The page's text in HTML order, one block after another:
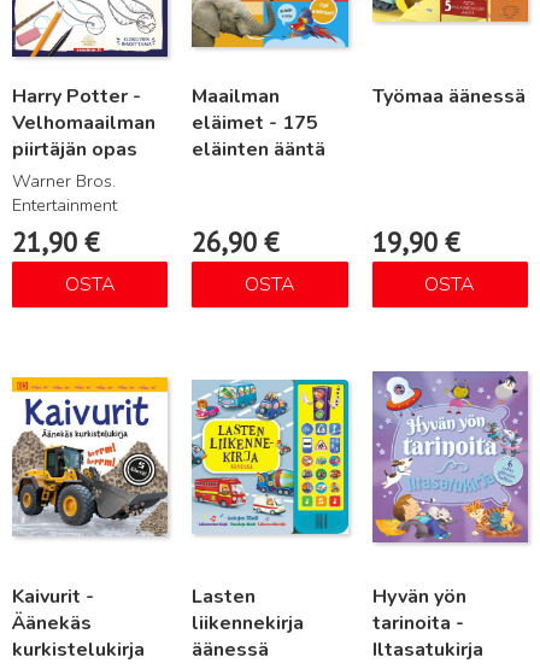
Harry Potter -
Velhomaailman
piirtäjän opas
Warner Bros.
Entertainment
21,90 €
OSTA
Maailman
eläimet - 175
eläinten ääntä
26,90€
OSTA
Työmaa äänessä
19,90 €
OSTA
Kaivurit -
Äänekäs
kurkistelukirja
Lasten
liikennekirja
äänessä
Hyvän yön
tarinoita -
Iltasatukirja